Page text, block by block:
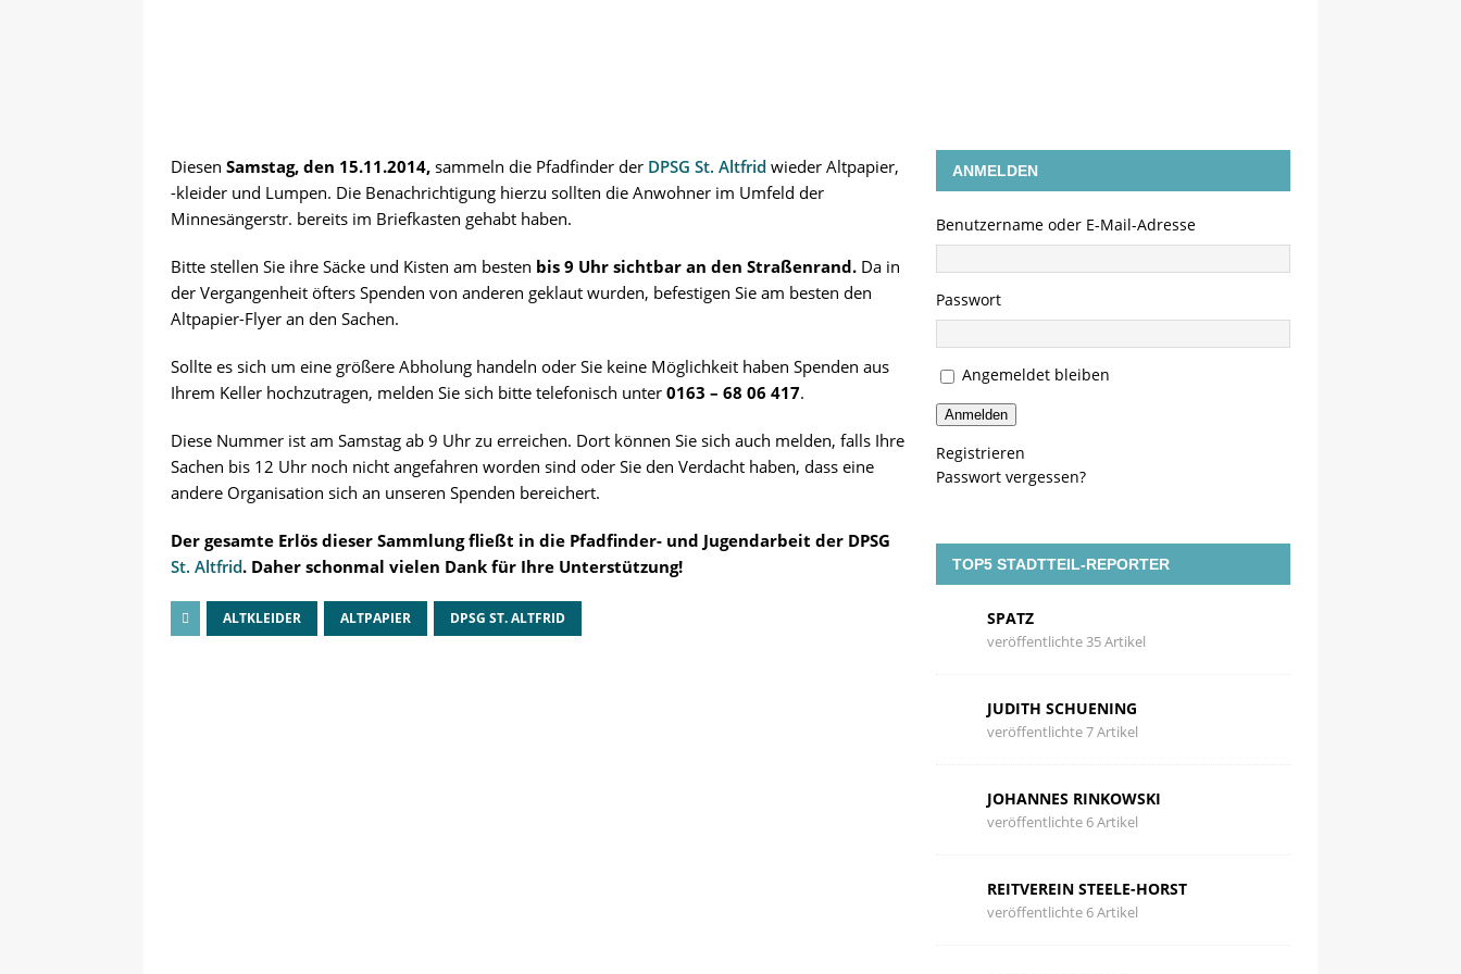
Diesen Samstag, den 15.11.2014, sammeln die Pfadfinder der DPSG St. Altfrid wieder Altpapier,
-kleider und Lumpen. Die Benachrichtigung hierzu sollten die Anwohner im Umfeld der
Minnesängerstr. bereits im Briefkasten gehabt haben.
Bitte stellen Sie ihre Säcke und Kisten am besten bis 9 Uhr sichtbar an den Straßenrand. Da in
der Vergangenheit öfters Spenden von anderen geklaut wurden, befestigen Sie am besten den
Altpapier-Flyer an den Sachen.
Sollte es sich um eine größere Abholung handeln oder Sie keine Möglichkeit haben Spenden aus
Ihrem Keller hochzutragen, melden Sie sich bitte telefonisch unter 0163 – 68 06 417.
Diese Nummer ist am Samstag ab 9 Uhr zu erreichen. Dort können Sie sich auch melden, falls Ihre
Sachen bis 12 Uhr noch nicht angefahren worden sind oder Sie den Verdacht haben, dass eine
andere Organisation sich an unseren Spenden bereichert.
Der gesamte Erlös dieser Sammlung fließt in die Pfadfinder- und Jugendarbeit der DPSG
St. Altfrid. Daher schonmal vielen Dank für Ihre Unterstützung!
ALTKLEIDER ALTPAPIER DPSG ST. ALTFRID
ANMELDEN
Benutzername oder E-Mail-Adresse
Passwort
Angemeldet bleiben
Anmelden
Registrieren
Passwort vergessen?
TOP5 STADTTEIL-REPORTER
SPATZ
veröffentlichte 35 Artikel
JUDITH SCHUENING
veröffentlichte 7 Artikel
JOHANNES RINKOWSKI
veröffentlichte 6 Artikel
REITVEREIN STEELE-HORST
veröffentlichte 6 Artikel